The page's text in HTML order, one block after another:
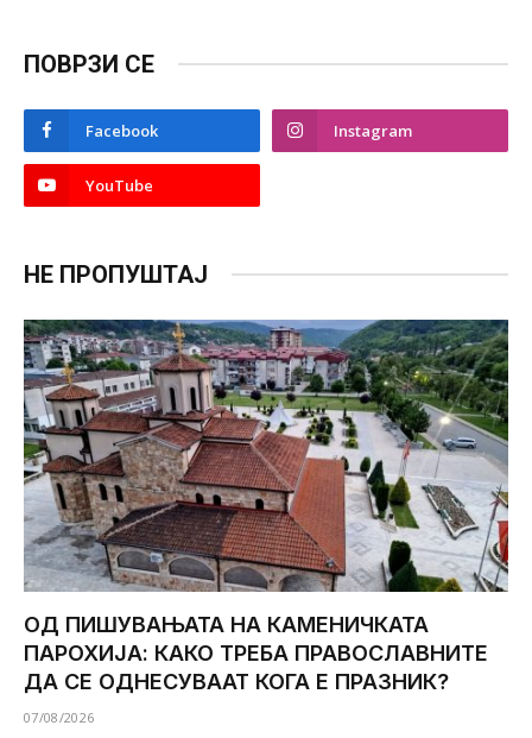
ПОВРЗИ СЕ
Facebook Instagram
YouTube
НЕ ПРОПУШТАЈ
ОД ПИШУВАЊАТА НА КАМЕНИЧКАТА
ПАРОХИЈА: КАКО ТРЕБА ПРАВОСЛАВНИТЕ
ДА СЕ ОДНЕСУВААТ КОГА Е ПРАЗНИК?
07/08/2026